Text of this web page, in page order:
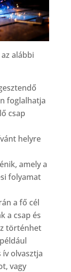
alábbi
foglalhatja
csap
helyre
amely a
folyamat
a fő cél
a csap és
történhet
olvasztja
vagy